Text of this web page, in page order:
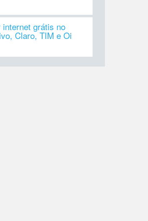
internet grátis no
Claro, TIM e Oi